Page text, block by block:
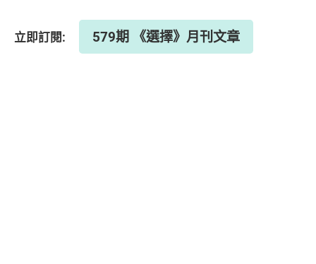
立即訂閱: 579期 《選擇》月刊文章